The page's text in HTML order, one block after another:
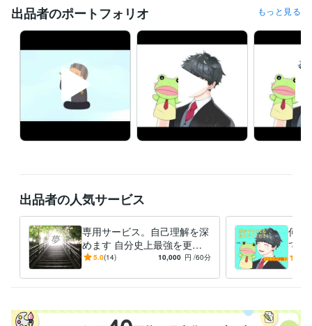
資格・検定
普通自動車免許 取得年 : 2012年
取得年 : 2006年
ココナラ電話相談でプラチナランク取得(*´꒳`*) 取得年 : 2023年
ビジネス・クリエイティブツール
Google スプレッドシート:3年
Google スライド:3年
Google ドキュメント:3年Keynote:3年 Numbers:3年Pages:3年
Adobe Premiere Pro:3年Canva:3年Adobe After Effects:3年
Logic Pro:3年
悩み相談・カウンセリング 対人関係
住まい・美容・生活相談 音楽、芝居、司会など。現役で勉強中！
芸能 夢 現実 ゴシップ 不倫 闇 自己肯定感 エンタメ
起業
SNS
学歴
福岡大学 2009年3月 ~ 2013年2月
出品者のポートフォリオ もっと見る
出品者の人気サービス
専用サービス。自己理解を深
めます 自分史上最強を更新
していきましょう！
5.0(14) 10,000 円 /60分
何か
でも
しゃ